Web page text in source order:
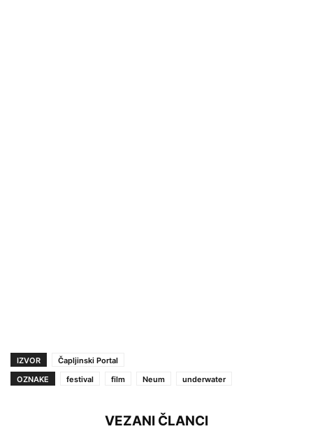
IZVOR
Čapljinski Portal
OZNAKE
festival film Neum underwater
VEZANI ČLANCI